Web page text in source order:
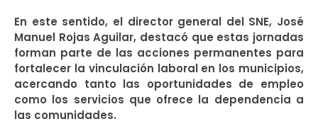
En este sentido, el director general del SNE, José
Manuel Rojas Aguilar, destacó que estas jornadas
forman parte de las acciones permanentes para
fortalecer la vinculación laboral en los municipios,
acercando tanto las oportunidades de empleo
como los servicios que ofrece la dependencia a
las comunidades.